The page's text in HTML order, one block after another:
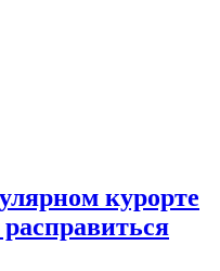
курорте